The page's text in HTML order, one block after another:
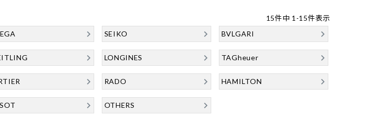
MEISSEN その他ブランド一覧
15件中 1 -15件表示
SEIKO BVLGARI
LONGINES TAGheuer
RADO HAMILTON
OTHERS